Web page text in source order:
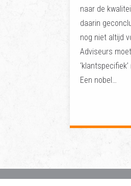
naar de
daarin
nog niet altijd
Adviseurs
Een nobel…